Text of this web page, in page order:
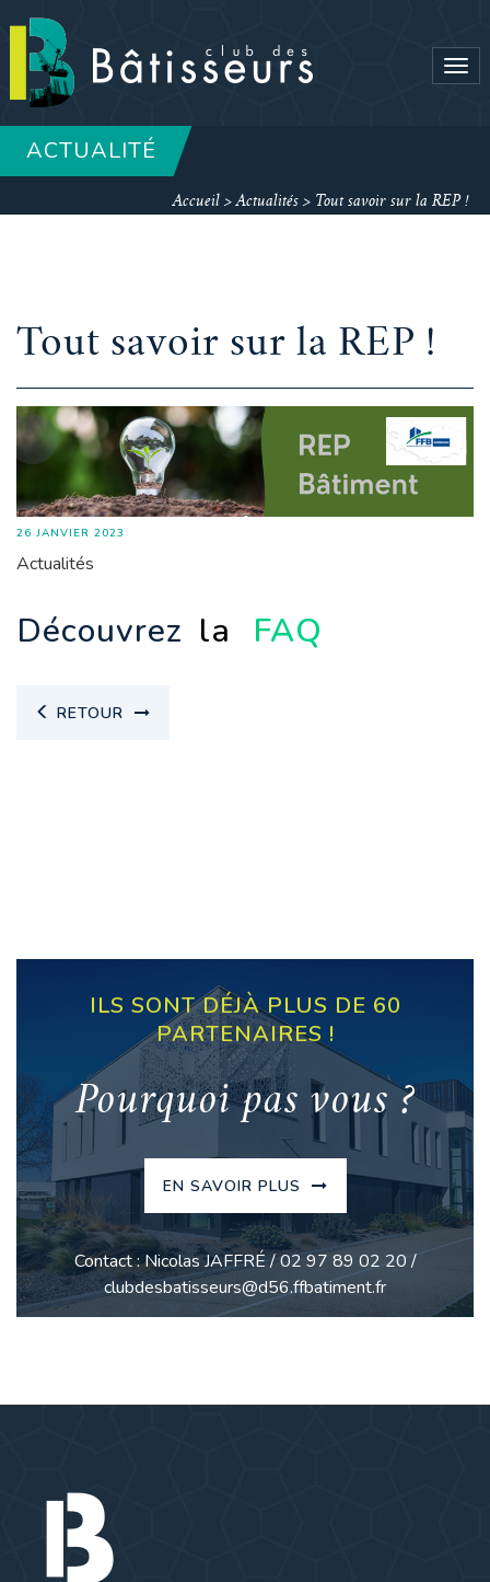
ACTUALITÉ
Accueil >Actualités > Tout savoir sur la REP !
Tout savoir sur la REP !
26 JANVIER 2023
Actualités
Découvrez la FAQ
RETOUR
ILS SONT DÉJÀ PLUS DE 60
PARTENAIRES !
Pourquoi pas vous ?
EN SAVOIR PLUS
Contact : Nicolas JAFFRÉ / 02 97 89 02 20 /
clubdesbatisseurs@d56.ffbatiment.fr